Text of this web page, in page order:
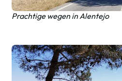
Prachtige wegen in Alentejo